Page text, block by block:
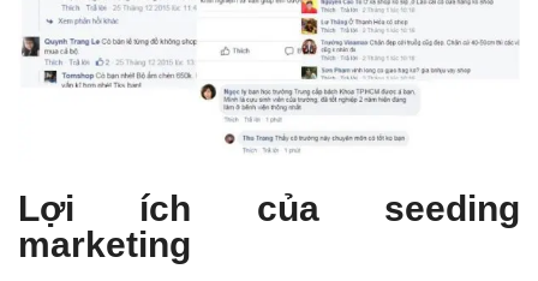
Lợi ích của seeding
marketing